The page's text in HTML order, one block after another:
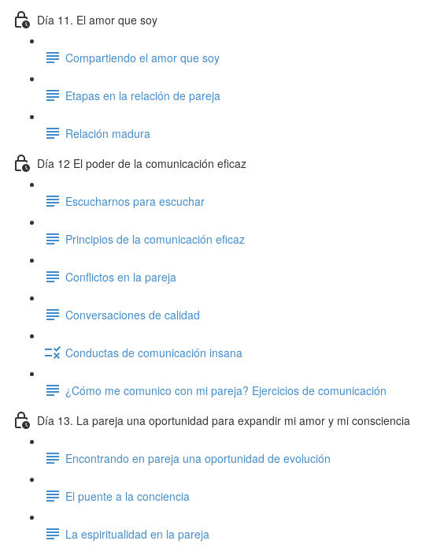
Día 11. El amor que soy
Compartiendo el amor que soy
Etapas en la relación de pareja
Relación madura
Día 12 El poder de la comunicación eficaz
Escucharnos para escuchar
Principios de la comunicación eficaz
Conflictos en la pareja
Conversaciones de calidad
Conductas de comunicación insana
¿Cómo me comunico con mi pareja? Ejercicios de comunicación
Día 13. La pareja una oportunidad para expandir mi amor y mi consciencia
Encontrando en pareja una oportunidad de evolución
El puente a la conciencia
La espiritualidad en la pareja